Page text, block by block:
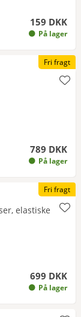
159 DKK
På lager
Fri fragt
789 DKK
På lager
Fri fragt
elastiske
699 DKK
På lager